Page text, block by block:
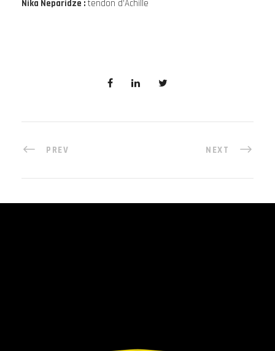
Nika Neparidze : tendon d’Achille
PREV NEXT